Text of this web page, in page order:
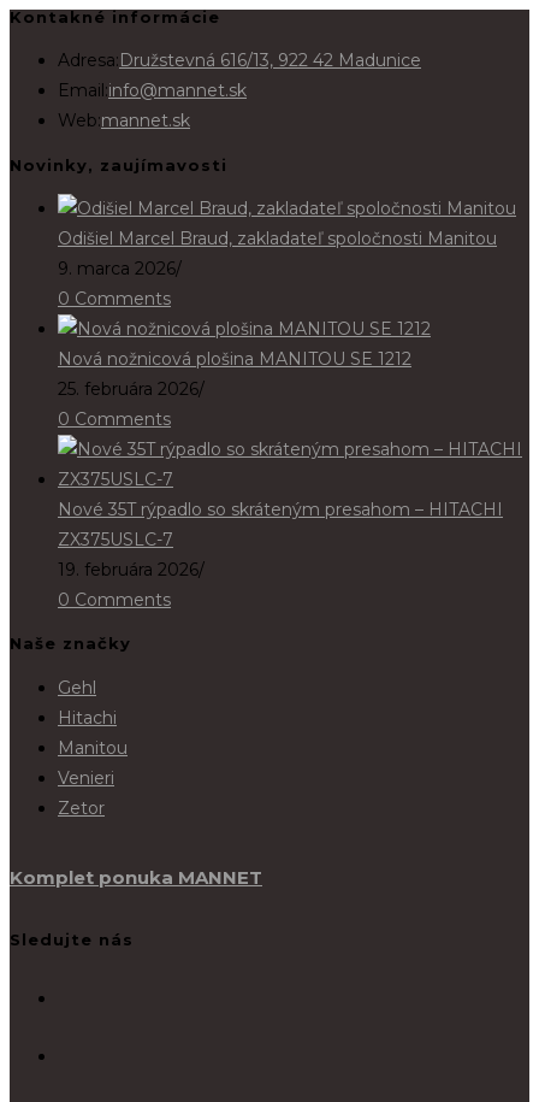
Kontakné informácie
Adresa: Družstevná 616/13, 922 42 Madunice
Email:info@mannet.sk
Web:mannet.sk
Novinky, zaujímavosti
Odišiel Marcel Braud, zakladateľ spoločnosti Manitou
9. marca 2026/
0 Comments
Nová nožnicová plošina MANITOU SE 1212
25. februára 2026/
0 Comments
Nové 35T rýpadlo so skráteným presahom – HITACHI
ZX375USLC-7
19. februára 2026/
0 Comments
Naše značky
Gehl
Hitachi
Manitou
Venieri
Zetor
Komplet ponuka MANNET
Sledujte nás